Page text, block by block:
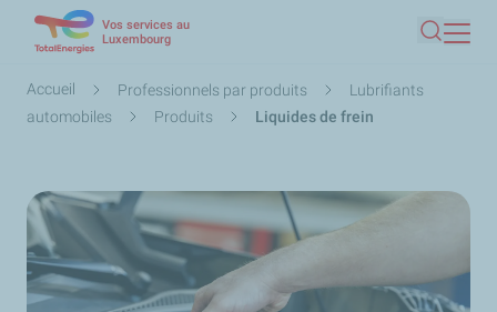
contenu
principal
Vos services au
Luxembourg
Fil
d'Ariane
Accueil Professionnels par produits
Lubrifiants
automobiles
Produits Liquides de frein